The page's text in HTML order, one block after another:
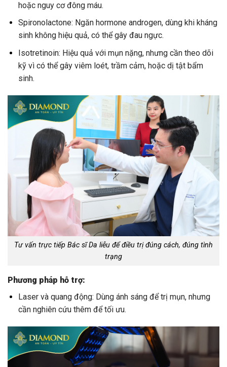
hoặc nguy cơ đông máu.
Spironolactone: Ngăn hormone androgen, dùng khi kháng
sinh không hiệu quả, có thể gây đau ngực.
Isotretinoin: Hiệu quả với mụn nặng, nhưng cần theo dõi
kỹ vì có thể gây viêm loét, trầm cảm, hoặc dị tật bẩm
sinh.
Tư vấn trực tiếp Bác sĩ Da liễu để điều trị đúng cách, đúng tình
trạng
Phương pháp hỗ trợ:
Laser và quang động: Dùng ánh sáng để trị mụn, nhưng
cần nghiên cứu thêm để tối ưu.